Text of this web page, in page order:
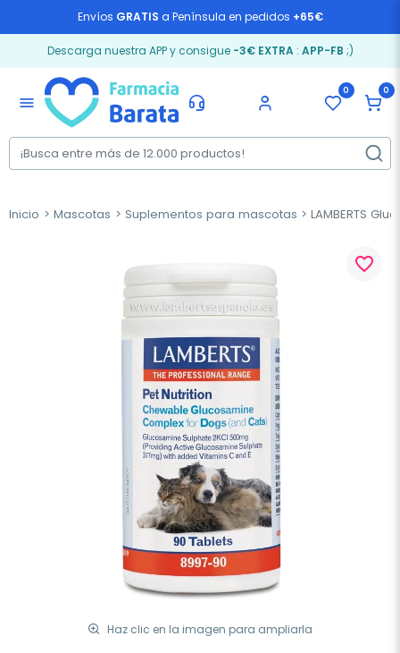
Envíos GRATIS a Península en pedidos +65€
Descarga nuestra APP y consigue -3€ EXTRA: APP-FB ;)
menu
0 0
Inicio Mascotas Suplementos para mascotas LAMBERTS
Haz clic en la imagen para ampliarla
favorite_border